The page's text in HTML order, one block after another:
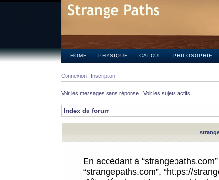
HOME PHYSIQUE CALCUL PHILOSOPHIE
Connexion Inscription
Voir les messages sans réponse | Voir les sujets actifs
Index du forum
En accédant à
“strangepaths.com”, “https://